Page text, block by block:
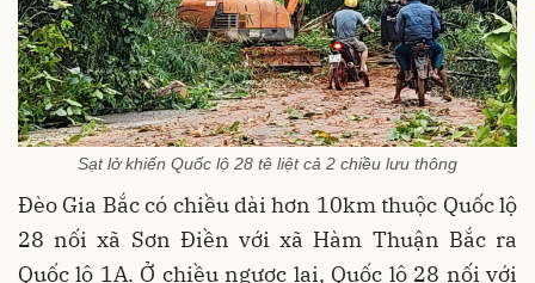
Sạt lở khiến Quốc lộ 28 tê liệt cả 2 chiều lưu thông
Đèo Gia Bắc có chiều dài hơn 10km thuộc Quốc lộ
28 nối xã Sơn Điền với xã Hàm Thuận Bắc ra
Quốc lộ 1A. Ở chiều ngược lại, Quốc lộ 28 nối với